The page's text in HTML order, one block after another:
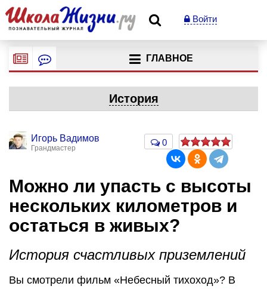
Войти
ГЛАВНОЕ
История
Игорь Вадимов
Грандмастер
0
Можно ли упасть с высоты
нескольких километров и
остаться в живых?
История счастливых приземлений
Вы смотрели фильм «Небесный тихоход»? В